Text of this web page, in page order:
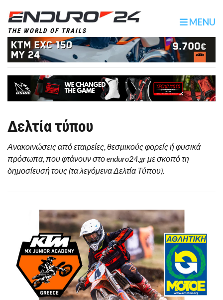
THE WORLD OF TRAILS
MENU
Δελτία τύπου
Ανακοινώσεις από εταιρείες, θεσμικούς φορείς ή φυσικά
πρόσωπα, που φτάνουν στο enduro24.gr με σκοπό τη
δημοσίευσή τους (τα λεγόμενα Δελτία Τύπου).